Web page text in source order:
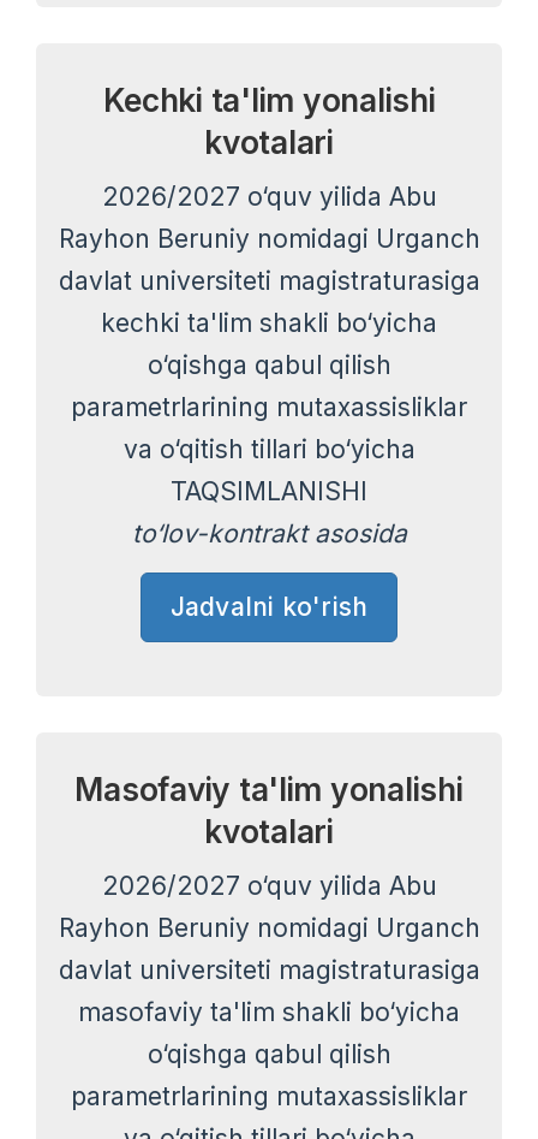
Kechki ta'lim yonalishi
kvotalari
2026/2027 o‘quv yilida Abu
Rayhon Beruniy nomidagi Urganch
davlat universiteti magistraturasiga
kechki ta'lim shakli bo‘yicha
o‘qishga qabul qilish
parametrlarining mutaxassisliklar
va o‘qitish tillari bo‘yicha
TAQSIMLANISHI
to‘lov-kontrakt asosida
Jadvalni ko'rish
Masofaviy ta'lim yonalishi
kvotalari
2026/2027 o‘quv yilida Abu
Rayhon Beruniy nomidagi Urganch
davlat universiteti magistraturasiga
masofaviy ta'lim shakli bo‘yicha
o‘qishga qabul qilish
parametrlarining mutaxassisliklar